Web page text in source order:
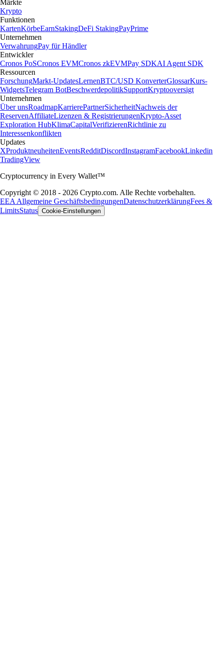
Märkte
Krypto
Funktionen
KartenKörbeEarnStakingDeFi StakingPayPrime
Unternehmen
VerwahrungPay für Händler
Entwickler
Cronos PoSCronos EVMCronos zkEVMPay SDKAI Agent SDK
Ressourcen
ForschungMarkt-UpdatesLernenBTC/USD KonverterGlossarKurs-
WidgetsTelegram BotBeschwerdepolitikSupportKryptooversigt
Unternehmen
Über unsRoadmapKarrierePartnerSicherheitNachweis der
ReservenAffiliateLizenzen & RegistrierungenKrypto-Asset
Exploration HubKlimaCapitalVerifizierenRichtlinie zu
Interessenkonflikten
Updates
XProduktneuheitenEventsRedditDiscordInstagramFacebookLinkedin
TradingView
Cryptocurrency in Every Wallet™
Copyright © 2018 - 2026 Crypto.com. Alle Rechte vorbehalten.
EEA Allgemeine GeschäftsbedingungenDatenschutzerklärungFees &
LimitsStatus Cookie-Einstellungen